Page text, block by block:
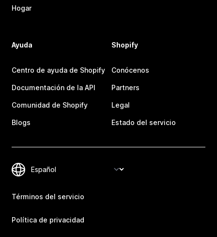
Hogar
Ayuda
Centro de ayuda de Shopify
Documentación de la API
Comunidad de Shopify
Blogs
Shopify
Conócenos
Partners
Legal
Estado del servicio
Términos del servicio
Política de privacidad